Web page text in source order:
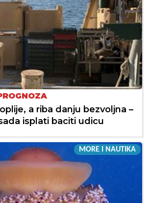
a riba danju bezvoljna –
isplati baciti udicu
MORE I NAUTIKA